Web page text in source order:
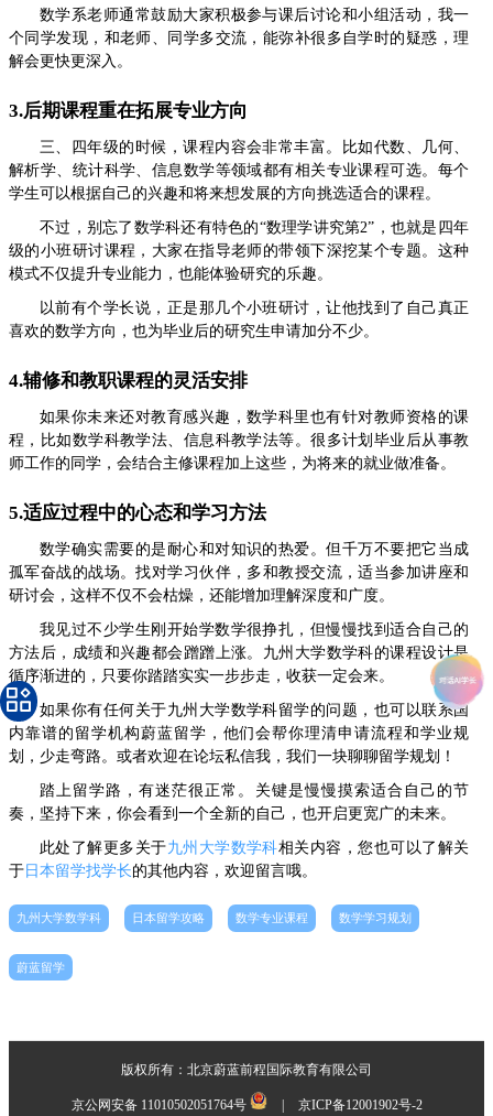
数学系老师通常鼓励大家积极参与课后讨论和小组活动，我一
个同学发现，和老师、同学多交流，能弥补很多自学时的疑惑，理
解会更快更深入。
3.后期课程重在拓展专业方向
三、四年级的时候，课程内容会非常丰富。比如代数、几何、
解析学、统计科学、信息数学等领域都有相关专业课程可选。每个
学生可以根据自己的兴趣和将来想发展的方向挑选适合的课程。
不过，别忘了数学科还有特色的“数理学讲究第2”，也就是四年
级的小班研讨课程，大家在指导老师的带领下深挖某个专题。这种
模式不仅提升专业能力，也能体验研究的乐趣。
以前有个学长说，正是那几个小班研讨，让他找到了自己真正
喜欢的数学方向，也为毕业后的研究生申请加分不少。
4.辅修和教职课程的灵活安排
如果你未来还对教育感兴趣，数学科里也有针对教师资格的课
程，比如数学科教学法、信息科教学法等。很多计划毕业后从事教
师工作的同学，会结合主修课程加上这些，为将来的就业做准备。
5.适应过程中的心态和学习方法
数学确实需要的是耐心和对知识的热爱。但千万不要把它当成
孤军奋战的战场。找对学习伙伴，多和教授交流，适当参加讲座和
研讨会，这样不仅不会枯燥，还能增加理解深度和广度。
我见过不少学生刚开始学数学很挣扎，但慢慢找到适合自己的
方法后，成绩和兴趣都会蹭蹭上涨。九州大学数学科的课程设计是
循序渐进的，只要你踏踏实实一步步走，收获一定会来。
如果你有任何关于九州大学数学科留学的问题，也可以联系国
内靠谱的留学机构蔚蓝留学，他们会帮你理清申请流程和学业规
划，少走弯路。或者欢迎在论坛私信我，我们一块聊聊留学规划！
踏上留学路，有迷茫很正常。关键是慢慢摸索适合自己的节
奏，坚持下来，你会看到一个全新的自己，也开启更宽广的未来。
此处了解更多关于九州大学数学科相关内容，您也可以了解关
于 日本留学找学长的其他内容，欢迎留言哦。
九州大学数学科 日本留学攻略 数学专业课程 数学学习规划
蔚蓝留学
版权所有：北京蔚蓝前程国际教育有限公司
京公网安备 11010502051764号 京ICP备12001902号-2